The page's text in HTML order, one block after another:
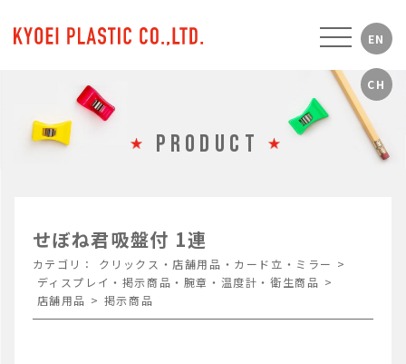
PRODUCT
せぼね君吸盤付 1連
カテゴリ： クリックス・店舗用品・カード立・ミラー >
ディスプレイ・掲示商品・腕章・温度計・衛生商品 >
店舗用品 > 掲示商品